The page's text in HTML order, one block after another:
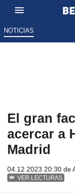
NOTICIAS
El gran
acercar a
Madrid
04.12.2023 20:30 de
VER LECTURAS